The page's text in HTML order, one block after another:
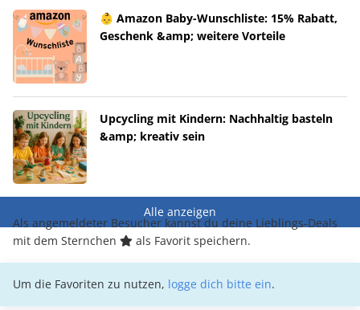
👶 Amazon Baby-Wunschliste: 15% Rabatt,
Geschenk &amp; weitere Vorteile
Upcycling mit Kindern: Nachhaltig basteln
&amp; kreativ sein
Alle anzeigen
Als angemeldeter Besucher kannst du deine Lieblings-Deals
mit dem Sternchen
als Favorit speichern.
Um die Favoriten zu nutzen, logge dich bitte ein.